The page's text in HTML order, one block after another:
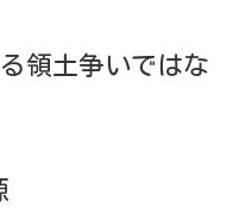
領土争いではな